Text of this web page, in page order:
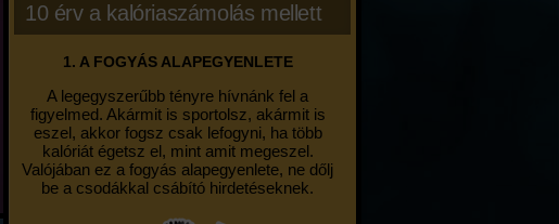
10 érv a kalóriaszámolás mellett
1. A FOGYÁS ALAPEGYENLETE
A legegyszerűbb tényre hívnánk fel a
figyelmed. Akármit is sportolsz, akármit is
eszel, akkor fogsz csak lefogyni, ha több
kalóriát égetsz el, mint amit megeszel.
Valójában ez a fogyás alapegyenlete, ne dőlj
be a csodákkal csábító hirdetéseknek.